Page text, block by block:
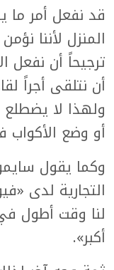
قد نفعل أمر ما
المنزل لأننا
ترجيحاً أن نفعل
أن نتلقى أجراً
ولهذا لا يضطلع
أو وضع الأكواب
وكما يقول
التجارية لدى
لنا وقت أطول
أكبر».